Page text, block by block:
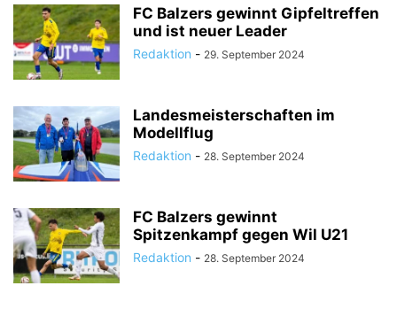
FC Balzers gewinnt Gipfeltreffen
und ist neuer Leader
Redaktion - 29. September 2024
Landesmeisterschaften im
Modellflug
Redaktion - 28. September 2024
FC Balzers gewinnt
Spitzenkampf gegen Wil U21
Redaktion - 28. September 2024